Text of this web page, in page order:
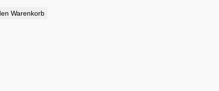
Warenkorb